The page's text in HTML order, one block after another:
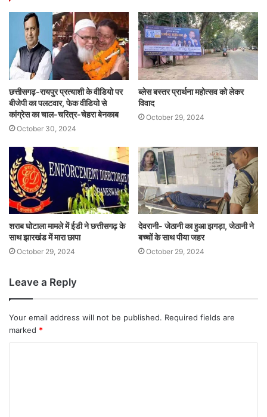
छत्तीसगढ़-रायपुर प्रत्याशी के वीडियो पर
बीजेपी का पलटवार, फेक वीडियो से
कांग्रेस का चाल-चरित्र-चेहरा बेनकाब
October 30, 2024
ब्लेस बस्तर प्रार्थना महोत्सव को लेकर
विवाद
October 29, 2024
शराब घोटाला मामले में ईडी ने छत्तीसगढ़ के
साथ झारखंड में मारा छापा
October 29, 2024
देवरानी- जेठानी का हुआ झगड़ा, जेठानी ने
बच्चों के साथ पीया जहर
October 29, 2024
Leave a Reply
Your email address will not be published. Required fields are
marked *